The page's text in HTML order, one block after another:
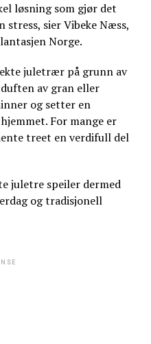
løsning som gjør det
sier Vibeke Næss,
Norge.
juletrær på grunn av
av gran eller
og setter en
For mange er
treet en verdifull del
juletre speiler dermed
og tradisjonell